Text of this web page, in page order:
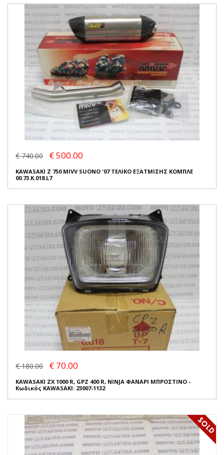
€ 740.00 € 500.00
KAWASAKI Z 750 MIVV SUONO '07 ΤΕΛΙΚΟ ΕΞΑΤΜΙΣΗΣ ΚΟΜΠΛΕ
00.73.K.018.L7
€ 180.00 € 70.00
KAWASAKI ZX 1000 R, GPZ 400 R, NINJA ΦΑΝΑΡΙ ΜΠΡΟΣΤΙΝΟ -
Κωδικός KAWASAKI: 23007-1132